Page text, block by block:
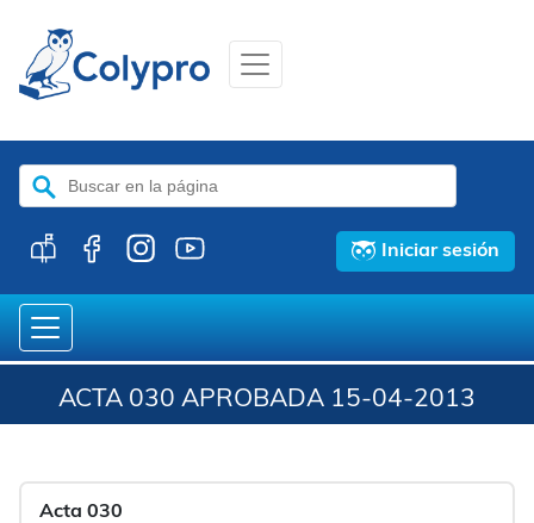
Buscar:
Iniciar sesión
ACTA 030 APROBADA 15-04-2013
Acta 030